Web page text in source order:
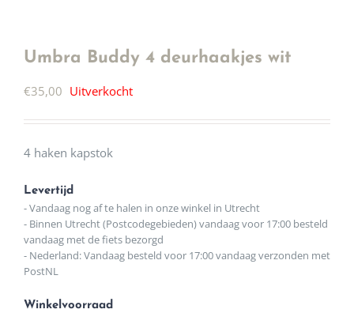
Umbra Buddy 4 deurhaakjes wit
€35,00 Uitverkocht
4 haken kapstok
Levertijd
- Vandaag nog af te halen in onze winkel in Utrecht
- Binnen Utrecht (Postcodegebieden) vandaag voor 17:00 besteld
vandaag met de fiets bezorgd
- Nederland: Vandaag besteld voor 17:00 vandaag verzonden met
PostNL
Winkelvoorraad